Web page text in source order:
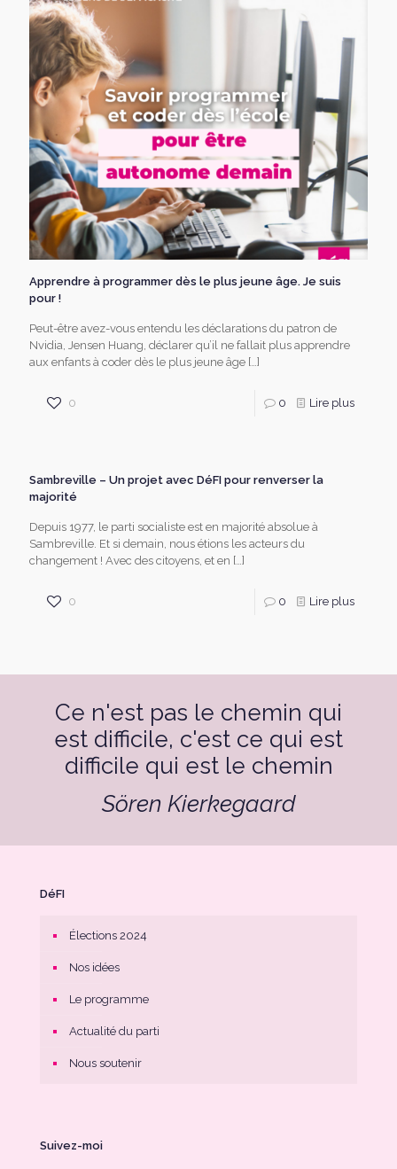
Apprendre à programmer dès le plus jeune âge. Je suis
pour !
Peut-être avez-vous entendu les déclarations du patron de
Nvidia, Jensen Huang, déclarer qu’il ne fallait plus apprendre
aux enfants à coder dès le plus jeune âge […]
0 0 Lire plus
Sambreville – Un projet avec DéFI pour renverser la
majorité
Depuis 1977, le parti socialiste est en majorité absolue à
Sambreville. Et si demain, nous étions les acteurs du
changement ! Avec des citoyens, et en […]
0 0 Lire plus
Ce n'est pas le chemin qui
est difficile, c'est ce qui est
difficile qui est le chemin
Sören Kierkegaard
DéFI
Élections 2024
Nos idées
Le programme
Actualité du parti
Nous soutenir
Suivez-moi